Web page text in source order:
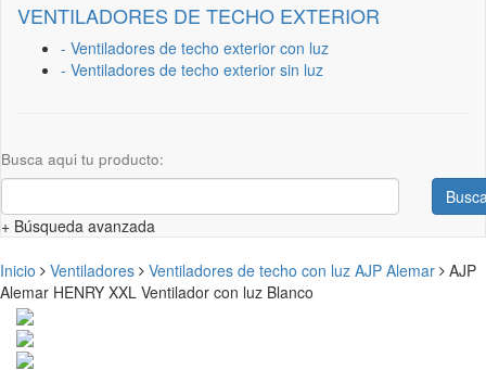
VENTILADORES DE TECHO EXTERIOR
- Ventiladores de techo exterior con luz
- Ventiladores de techo exterior sin luz
Busca aqui tu producto:
+ Búsqueda avanzada
Inicio Ventiladores Ventiladores de techo con luz AJP Alemar
AJP
Alemar HENRY XXL Ventilador con luz Blanco